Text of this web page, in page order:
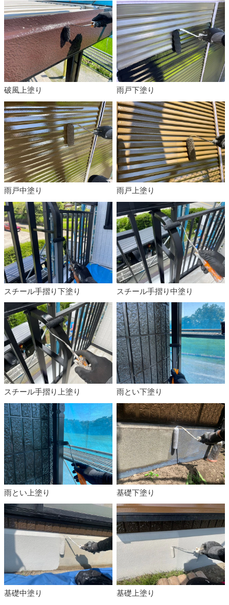
破風上塗り 雨戸下塗り
雨戸中塗り 雨戸上塗り
スチール手摺り下塗り スチール手摺り中塗り
スチール手摺り上塗り 雨とい下塗り
雨とい上塗り 基礎下塗り
基礎中塗り 基礎上塗り